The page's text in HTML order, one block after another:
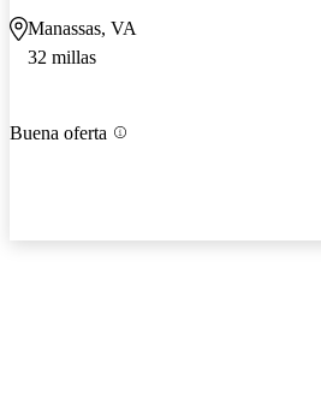
Manassas, VA
32 millas
Buena oferta